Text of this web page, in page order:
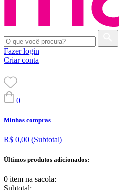
Fazer login
Criar conta
0
Minhas compras
R$ 0,00 (Subtotal)
Últimos produtos adicionados:
0 item na sacola:
Subtotal: